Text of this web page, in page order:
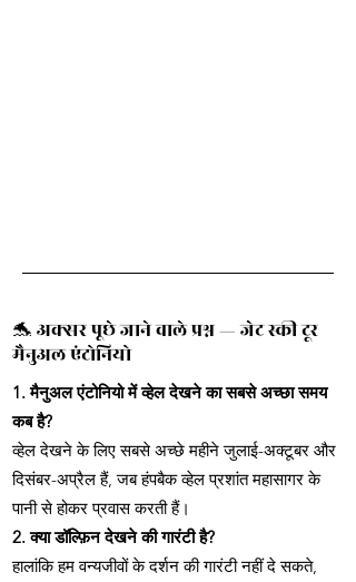
🐬 अक्सर पूछे जाने वाले प्रश्न — जेट स्की टूर
मैनुअल एंटोनियो
1. मैनुअल एंटोनियो में व्हेल देखने का सबसे अच्छा समय
कब है?
व्हेल देखने के लिए सबसे अच्छे महीने जुलाई-अक्टूबर और
दिसंबर-अप्रैल हैं, जब हंपबैक व्हेल प्रशांत महासागर के
पानी से होकर प्रवास करती हैं।
2. क्या डॉल्फ़िन देखने की गारंटी है?
हालांकि हम वन्यजीवों के दर्शन की गारंटी नहीं दे सकते,